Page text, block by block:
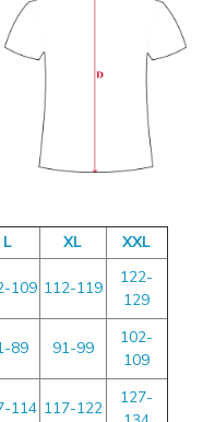
L XL XXL
109 112-119
122-
129
89 91-99
102-
109
114 117-122
127-